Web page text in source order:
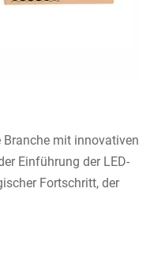
Branche mit innovativen
Einführung der LED-
Fortschritt, der